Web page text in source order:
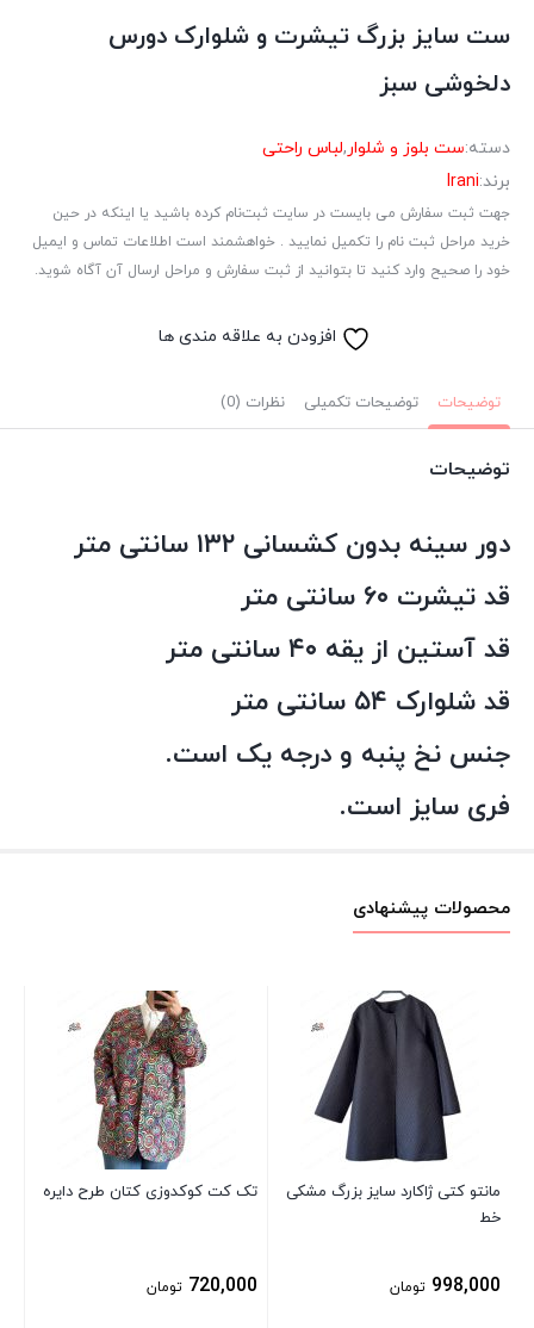
ست سایز بزرگ تیشرت و شلوارک دورس
دلخوشی سبز
دسته:ست بلوز و شلوار,لباس راحتی
برند:Irani
جهت ثبت سفارش می بایست در سایت ثبت‌نام کرده باشید یا اینکه در حین
خرید مراحل ثبت نام را تکمیل نمایید . خواهشمند است اطلاعات تماس و ایمیل
خود را صحیح وارد کنید تا بتوانید از ثبت سفارش و مراحل ارسال آن آگاه شوید.
افزودن به علاقه مندی ها
توضیحات توضیحات تکمیلی نظرات (0)
توضیحات
دور سینه بدون کشسانی ۱۳۲ سانتی متر
قد تیشرت ۶۰ سانتی متر
قد آستین از یقه ۴۰ سانتی متر
قد شلوارک ۵۴ سانتی متر
جنس نخ پنبه و درجه یک است.
فری سایز است.
محصولات پیشنهادی
مانتو کتی ژاکارد سایز بزرگ مشکی
خط
998,000 تومان
تک کت کوکدوزی کتان طرح دایره
720,000 تومان